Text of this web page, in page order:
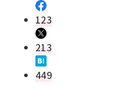
123
213
449